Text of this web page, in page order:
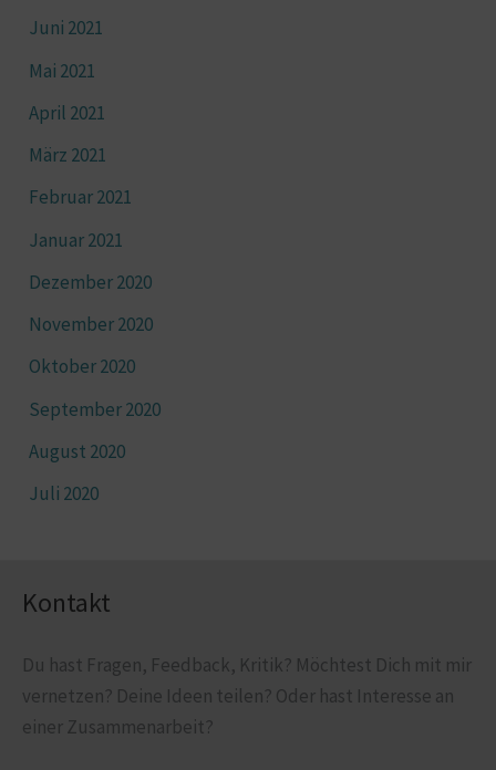
Juni 2021
Mai 2021
April 2021
März 2021
Februar 2021
Januar 2021
Dezember 2020
November 2020
Oktober 2020
September 2020
August 2020
Juli 2020
Kontakt
Du hast Fragen, Feedback, Kritik? Möchtest Dich mit mir
vernetzen? Deine Ideen teilen? Oder hast Interesse an
einer Zusammen­arbeit?